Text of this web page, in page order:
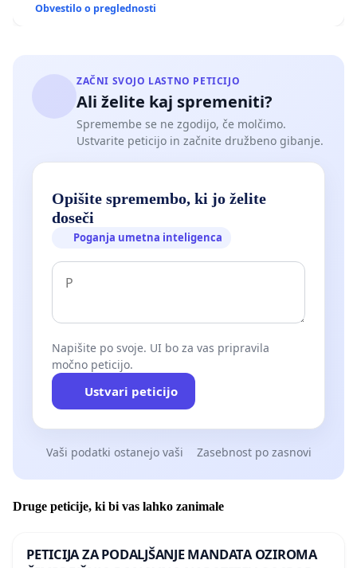
Obvestilo o preglednosti
ZAČNI SVOJO LASTNO PETICIJO
Ali želite kaj spremeniti?
Spremembe se ne zgodijo, če molčimo.
Ustvarite peticijo in začnite družbeno gibanje.
Opišite spremembo, ki jo želite
doseči
Poganja umetna inteligenca
Napišite po svoje. UI bo za vas pripravila
močno peticijo.
Ustvari peticijo
Vaši podatki ostanejo vaši Zasebnost po zasnovi
Druge peticije, ki bi vas lahko zanimale
PETICIJA ZA PODALJŠANJE MANDATA OZIROMA